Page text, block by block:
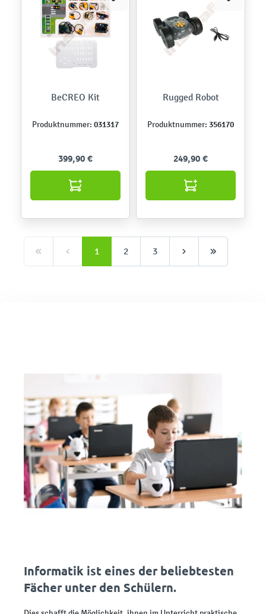
BeCREO Kit
Produktnummer: 031317
399,90 €
Rugged Robot
Produktnummer: 356170
249,90 €
1 2 3
Informatik ist eines der beliebtesten
Fächer unter den Schülern.